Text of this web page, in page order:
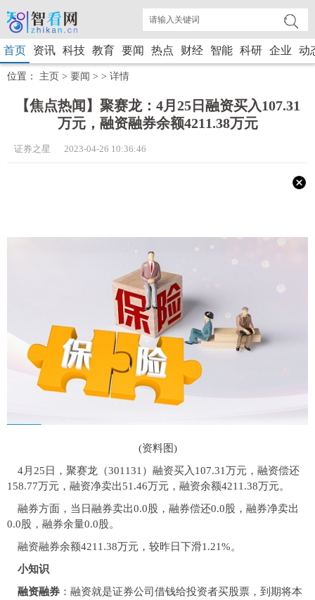
首页 资讯 科技 教育 要闻 热点 财经 智能 科研 企业 动
位置： 主页 > 要闻 > > 详情
【焦点热闻】聚赛龙：4月25日融资买入107.31
万元，融资融券余额4211.38万元
证券之星 2023-04-26 10:36:46
(资料图)
4月25日，聚赛龙（301131）融资买入107.31万元，融资偿还
158.77万元，融资净卖出51.46万元，融资余额4211.38万元。
融券方面，当日融券卖出0.0股，融券偿还0.0股，融券净卖出
0.0股，融券余量0.0股。
融资融券余额4211.38万元，较昨日下滑1.21%。
小知识
融资融券 ：融资就是证券公司借钱给投资者买股票，到期将本